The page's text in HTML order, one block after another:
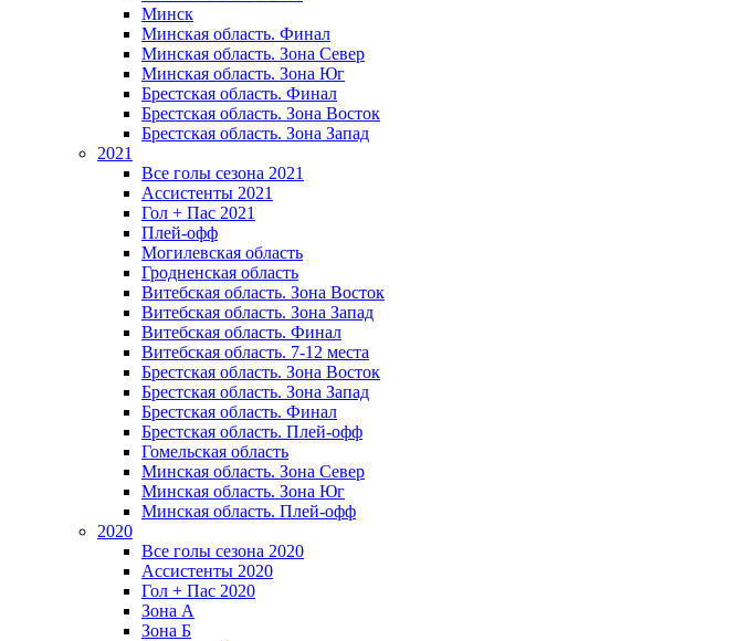
Минск
Mинская область. Финал
Минская область. Зона Север
Минская область. Зона Юг
Брестская область. Финал
Брестская область. Зона Восток
Брестская область. Зона Запад
2021
Все голы сезона 2021
Ассистенты 2021
Гол + Пас 2021
Плей-офф
Могилевская область
Гродненская область
Витебская область. Зона Восток
Витебская область. Зона Запад
Витебская область. Финал
Витебская область. 7-12 места
Брестская область. Зона Восток
Брестская область. Зона Запад
Брестская область. Финал
Брестская область. Плей-офф
Гомельская область
Минская область. Зона Север
Минская область. Зона Юг
Минская область. Плей-офф
2020
Все голы сезона 2020
Ассистенты 2020
Гол + Пас 2020
Зона А
Зона Б